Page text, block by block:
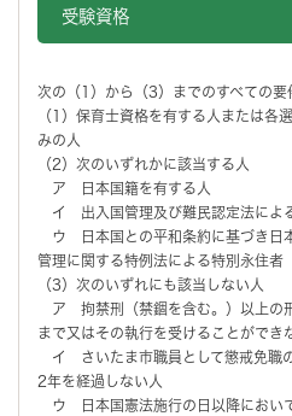
受験資格
次の（1）から（3）までのすべての要
（1）保育士資格を有する人または各
みの人
（2）次のいずれかに該当する人
ア 日本国籍を有する人
イ 出入国管理及び難民認定法によ
ウ 日本国との平和条約に基づき日
管理に関する特例法による特別永住者
（3）次のいずれにも該当しない人
ア 拘禁刑（禁錮を含む。）以上の
まで又はその執行を受けることができ
イ さいたま市職員として懲戒免職
2年を経過しない人
ウ 日本国憲法施行の日以降におい